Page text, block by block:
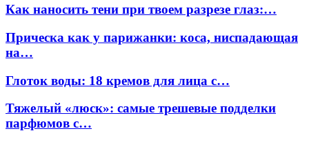
Как наносить тени при твоем разрезе глаз:…
Прическа как у парижанки: коса, ниспадающая
на…
Глоток воды: 18 кремов для лица с…
Тяжелый «люск»: самые трешевые подделки
парфюмов с…